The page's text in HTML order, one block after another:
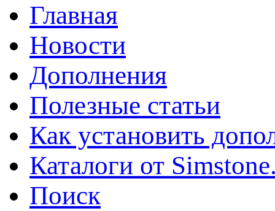
Главная
Новости
Дополнения
Полезные статьи
Как установить
Каталоги от
Поиск